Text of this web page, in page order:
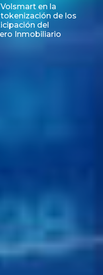
en la
de los
del
Inmobiliario